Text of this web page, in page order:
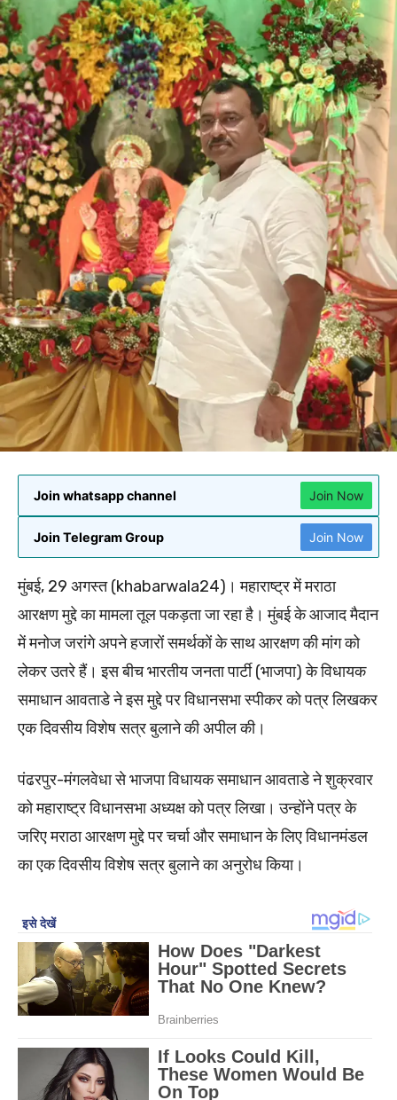
Join whatsapp channel Join Now
Join Telegram Group Join Now
मुंबई, 29 अगस्त (khabarwala24)। महाराष्ट्र में मराठा
आरक्षण मुद्दे का मामला तूल पकड़ता जा रहा है। मुंबई के आजाद मैदान
में मनोज जरांगे अपने हजारों समर्थकों के साथ आरक्षण की मांग को
लेकर उतरे हैं। इस बीच भारतीय जनता पार्टी (भाजपा) के विधायक
समाधान आवताडे ने इस मुद्दे पर विधानसभा स्पीकर को पत्र लिखकर
एक दिवसीय विशेष सत्र बुलाने की अपील की।
पंढरपुर-मंगलवेधा से भाजपा विधायक समाधान आवताडे ने शुक्रवार
को महाराष्ट्र विधानसभा अध्यक्ष को पत्र लिखा। उन्होंने पत्र के
जरिए मराठा आरक्षण मुद्दे पर चर्चा और समाधान के लिए विधानमंडल
का एक दिवसीय विशेष सत्र बुलाने का अनुरोध किया।